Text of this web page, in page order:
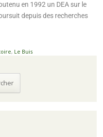
en 1992 un DEA sur le
depuis des recherches
, Le Buis